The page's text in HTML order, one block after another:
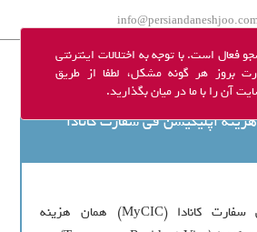
فعال است. با توجه به اختلالات اینترنتی
بروز هر گونه مشکل، لطفا از طریق
آن را با ما در میان بگذارید.
اپلیکیشن فی سفارت کانادا
هزینه اپلیکیشن فی سفارت کانادا (MyCIC) همان هزینه